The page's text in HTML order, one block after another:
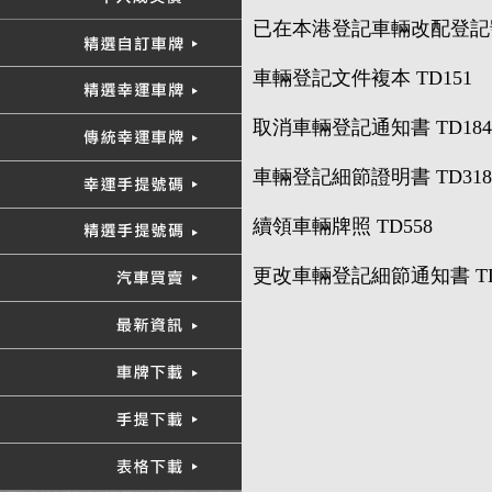
已在本港登記車輛改配登
車輛登記文件複本 TD151
取消車輛登記通知書 TD184
車輛登記細節證明書 TD318
續領車輛牌照 TD558
更改車輛登記細節通知書